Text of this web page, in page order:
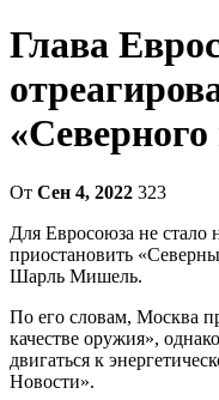
Глава
«Северного
От Сен 4, 2022 323
Для Евросоюза не
приостановить
Шарль Мишель.
По его словам, Москва
качестве оружия»,
двигаться к
Новости».